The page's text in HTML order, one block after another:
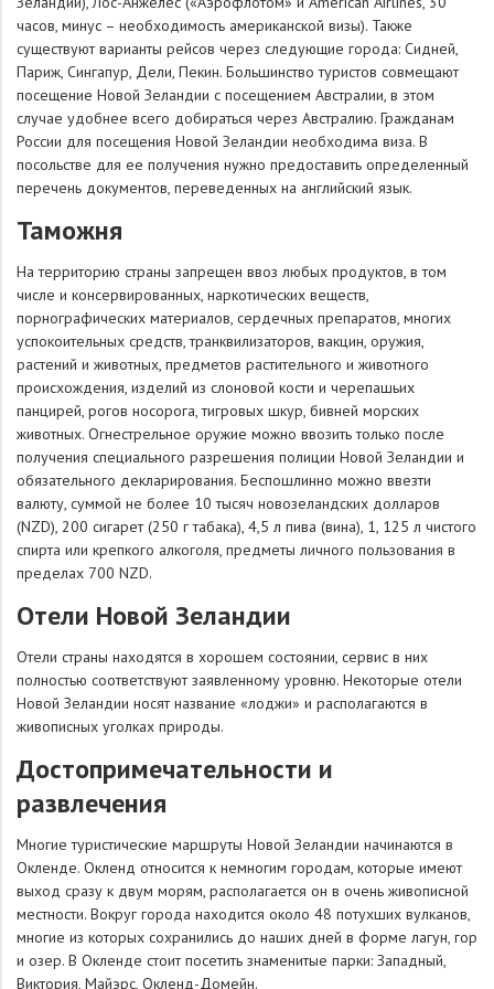
часов, минус – необходимость американской визы). Также
существуют варианты рейсов через следующие города: Сидней,
Париж, Сингапур, Дели, Пекин. Большинство туристов совмещают
посещение Новой Зеландии с посещением Австралии, в этом
случае удобнее всего добираться через Австралию. Гражданам
России для посещения Новой Зеландии необходима виза. В
посольстве для ее получения нужно предоставить определенный
перечень документов, переведенных на английский язык.
Таможня
На территорию страны запрещен ввоз любых продуктов, в том
числе и консервированных, наркотических веществ,
порнографических материалов, сердечных препаратов, многих
успокоительных средств, транквилизаторов, вакцин, оружия,
растений и животных, предметов растительного и животного
происхождения, изделий из слоновой кости и черепашьих
панцирей, рогов носорога, тигровых шкур, бивней морских
животных. Огнестрельное оружие можно ввозить только после
получения специального разрешения полиции Новой Зеландии и
обязательного декларирования. Беспошлинно можно ввезти
валюту, суммой не более 10 тысяч новозеландских долларов
(NZD), 200 сигарет (250 г табака), 4,5 л пива (вина), 1, 125 л чистого
спирта или крепкого алкоголя, предметы личного пользования в
пределах 700 NZD.
Отели Новой Зеландии
Отели страны находятся в хорошем состоянии, сервис в них
полностью соответствуют заявленному уровню. Некоторые отели
Новой Зеландии носят название «лоджи» и располагаются в
живописных уголках природы.
Достопримечательности и
развлечения
Многие туристические маршруты Новой Зеландии начинаются в
Окленде. Окленд относится к немногим городам, которые имеют
выход сразу к двум морям, располагается он в очень живописной
местности. Вокруг города находится около 48 потухших вулканов,
многие из которых сохранились до наших дней в форме лагун, гор
и озер. В Окленде стоит посетить знаменитые парки: Западный,
Виктория, Майэрс, Окленд-Домейн.